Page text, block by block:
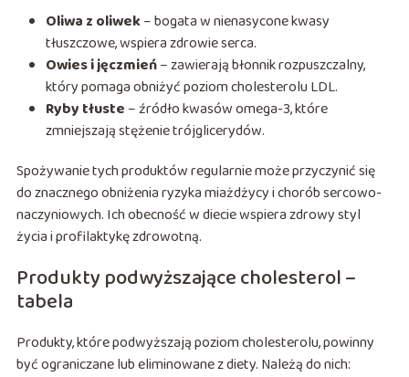
Oliwa z oliwek – bogata w nienasycone kwasy
tłuszczowe, wspiera zdrowie serca.
Owies i jęczmień– zawierają błonnik rozpuszczalny,
który pomaga obniżyć poziom cholesterolu LDL.
Ryby tłuste – źródło kwasów omega-3, które
zmniejszają stężenie trójglicerydów.
Spożywanie tych produktów regularnie może przyczynić się
do znacznego obniżenia ryzyka miażdżycy i chorób sercowo-
naczyniowych. Ich obecność w diecie wspiera zdrowy styl
życia i profilaktykę zdrowotną.
Produkty podwyższające cholesterol –
tabela
Produkty, które podwyższają poziom cholesterolu, powinny
być ograniczane lub eliminowane z diety. Należą do nich: